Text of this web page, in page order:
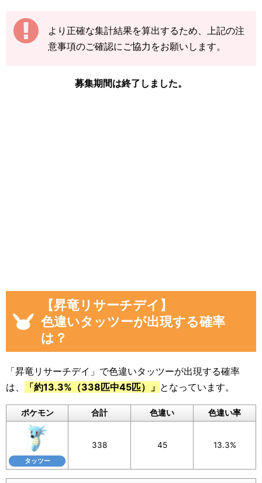
途中結果が3匹→まずは「3」で送信
その後の結果が2匹→前回入力した「3」に「+
下記の情報を入力し、 「結果を送信する」をタ
「現時点のタッツーを見つけた数(イベント開始
後)」から「イベント開始前のタッツーを見つけ
た数」を引いた数が自動計算され反映されるよ
うになっています。
モンに遭遇した数をぜひ教えてください。
入力いただいた遭遇状況と「フリーコメント」
の内容は画像に反映されるほか、フォームの下
のログに公開されます。
画像を保存することもできるので、X（旧Twitte
r）などSNSでの共有にもぜひご活用ください。
より正確な集計結果を算出するため、上記の注
意事項のご確認にご協力をお願いします。
募集期間は終了しました。
【昇竜リサーチデイ】
色違いタッツーが出現する確率
は？
「昇竜リサーチデイ」で色違いタッツーが出現する確率
は、
「約13.3%（338匹中45匹）」 となっています。
ポケモン 合計 色違い 色違い率
タッツー
338 45 13.3%